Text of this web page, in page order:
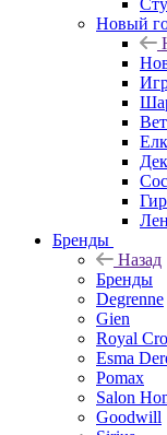
Новый
Бренды
Назад
Бренды
Degrenne
Gien
Royal
Esma
Pomax
Salon
Goodwill